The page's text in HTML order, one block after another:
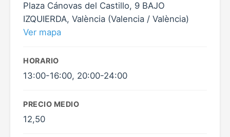
Plaza Cánovas del Castillo, 9 BAJO
IZQUIERDA, València (Valencia / València)
Ver mapa
HORARIO
13:00-16:00, 20:00-24:00
PRECIO MEDIO
12,50